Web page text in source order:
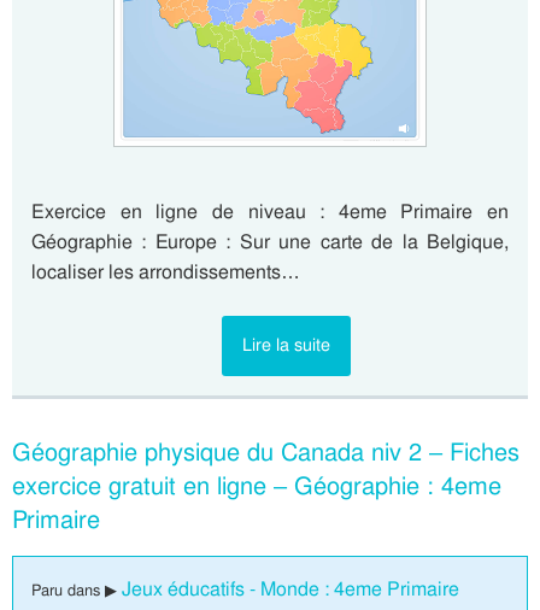
Exercice en ligne de niveau : 4eme Primaire en
Géographie : Europe : Sur une carte de la Belgique,
localiser les arrondissements…
Lire la suite
Géographie physique du Canada niv 2 – Fiches
exercice gratuit en ligne – Géographie : 4eme
Primaire
Paru dans ▶ Jeux éducatifs - Monde : 4eme Primaire